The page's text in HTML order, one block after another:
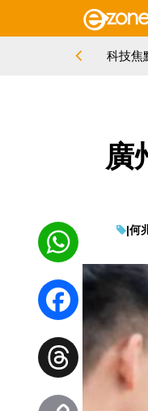
科技焦
廣
|何
WhatsApp
Facebook
Threads